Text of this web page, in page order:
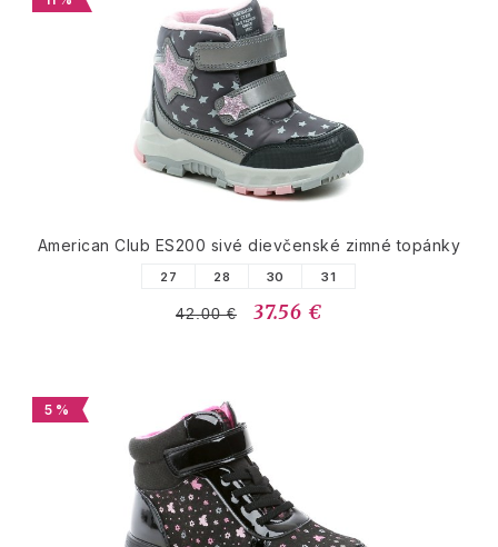
American Club ES200 sivé dievčenské zimné topánky
27 28 30 31
42.00 € 37.56 €
5 %